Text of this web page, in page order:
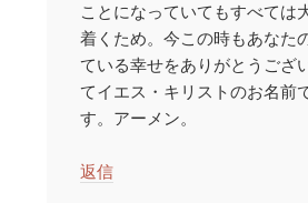
ことになっていてもすべては
着くため。今この時もあなた
ている幸せをありがとうござ
てイエス・キリストのお名前
す。アーメン。
返信